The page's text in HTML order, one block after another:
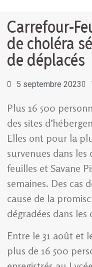
Carrefour-
de choléra
de déplacés
5 septembre 2023
Plus 16 500
des sites
Elles ont pour la
survenues dans
feuilles et Savane
semaines. Des cas
cause de la
dégradées dans les
Entre le 31 août et
plus de 16 500